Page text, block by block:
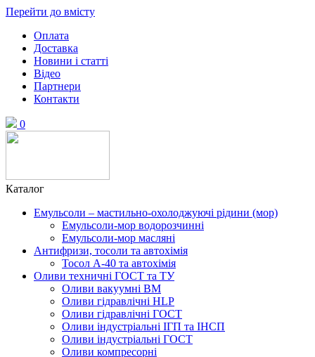
Перейти до вмісту
Оплата
Доставка
Новини і статті
Відео
Партнери
Контакти
0
Каталог
Емульсоли – мастильно-охолоджуючі рідини (мор)
Емульсоли-мор водорозчинні
Емульсоли-мор масляні
Антифризи, тосоли та автохімія
Тосол А-40 та автохімія
Оливи техничні ГОСТ та ТУ
Оливи вакуумні ВМ
Оливи гідравлічні HLP
Оливи гідравлічні ГОСТ
Оливи індустріальні ІГП та ІНСП
Оливи індустріальні ГОСТ
Оливи компресорні